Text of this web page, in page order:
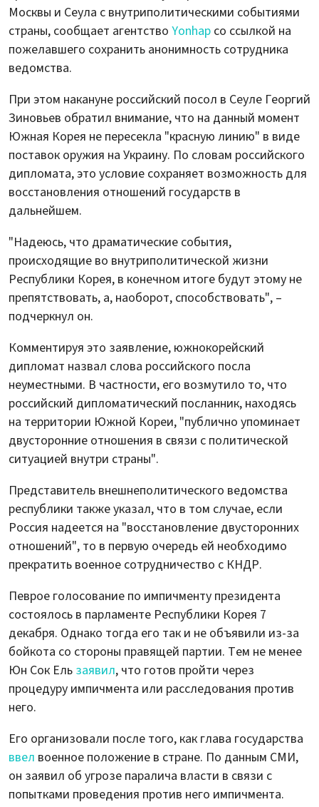
Москвы и Сеула с внутриполитическими событиями
страны, сообщает агентство Yonhap со ссылкой на
пожелавшего сохранить анонимность сотрудника
ведомства.
При этом накануне российский посол в Сеуле Георгий
Зиновьев обратил внимание, что на данный момент
Южная Корея не пересекла "красную линию" в виде
поставок оружия на Украину. По словам российского
дипломата, это условие сохраняет возможность для
восстановления отношений государств в
дальнейшем.
"Надеюсь, что драматические события,
происходящие во внутриполитической жизни
Республики Корея, в конечном итоге будут этому не
препятствовать, а, наоборот, способствовать", –
подчеркнул он.
Комментируя это заявление, южнокорейский
дипломат назвал слова российского посла
неуместными. В частности, его возмутило то, что
российский дипломатический посланник, находясь
на территории Южной Кореи, "публично упоминает
двусторонние отношения в связи с политической
ситуацией внутри страны".
Представитель внешнеполитического ведомства
республики также указал, что в том случае, если
Россия надеется на "восстановление двусторонних
отношений", то в первую очередь ей необходимо
прекратить военное сотрудничество с КНДР.
Певрое голосование по импичменту президента
состоялось в парламенте Республики Корея 7
декабря. Однако тогда его так и не объявили из-за
бойкота со стороны правящей партии. Тем не менее
Юн Сок Ель заявил, что готов пройти через
процедуру импичмента или расследования против
него.
Его организовали после того, как глава государства
ввел военное положение в стране. По данным СМИ,
он заявил об угрозе паралича власти в связи с
попытками проведения против него импичмента.